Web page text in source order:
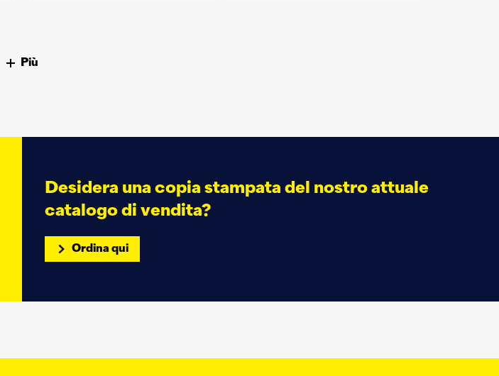
Più
Desidera una copia stampata del nostro attuale
catalogo di vendita?
Ordina qui